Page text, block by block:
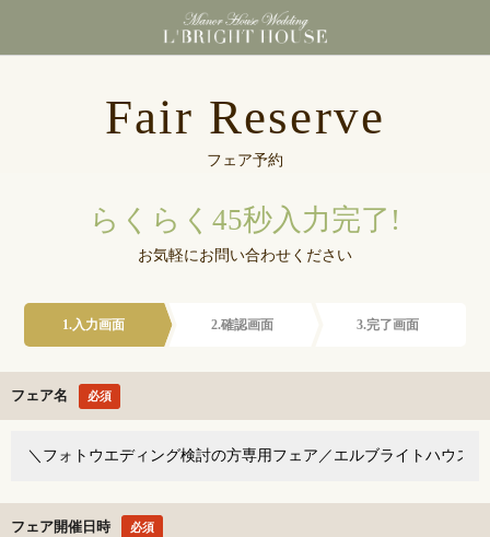
Fair Reserve
フェア予約
らくらく45秒入力完了!
お気軽にお問い合わせください
1.入力画面 2.確認画面 3.完了画面
フェア名 必須
フェア開催日時 必須